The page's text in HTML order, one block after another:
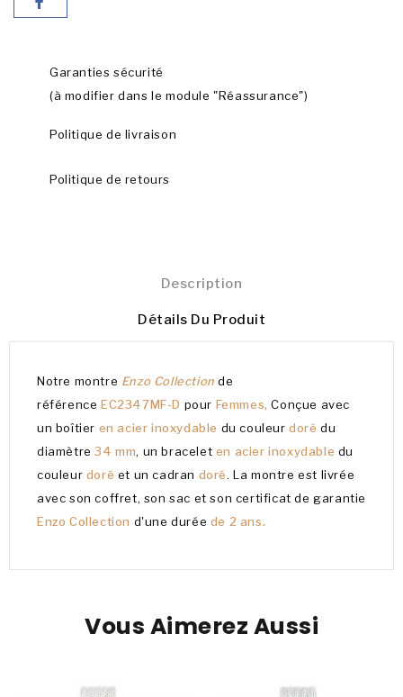
Garanties sécurité
(à modifier dans le module "Réassurance")
Politique de livraison
Politique de retours
Description
Détails Du Produit
Notre montre Enzo Collectionde
référence EC2347MF-D pour Femmes,Conçue avec
un boîtier en acier inoxydable du couleurdorédu
diamètre34 mm, un bracelet en acier inoxydable du
couleur doré et un cadran doré. La montre est livrée
avec son coffret, son sac et son certificat de garantie
Enzo Collection d'une durée de 2 ans.
Vous Aimerez Aussi